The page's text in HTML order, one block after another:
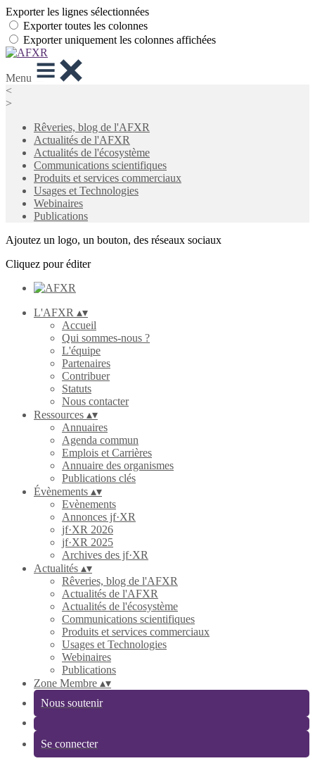
Exporter les lignes sélectionnées
Exporter toutes les colonnes
Exporter uniquement les colonnes affichées
Menu
<
>
Rêveries, blog de l'AFXR
Actualités de l'AFXR
Actualités de l'écosystème
Communications scientifiques
Produits et services commerciaux
Usages et Technologies
Webinaires
Publications
Ajoutez un logo, un bouton, des réseaux sociaux
Cliquez pour éditer
L'AFXR ▴▾
Accueil
Qui sommes-nous ?
L'équipe
Partenaires
Contribuer
Statuts
Nous contacter
Ressources ▴▾
Annuaires
Agenda commun
Emplois et Carrières
Annuaire des organismes
Publications clés
Évènements ▴▾
Evènements
Annonces jf·XR
jf·XR 2026
jf·XR 2025
Archives des jf·XR
Actualités ▴▾
Rêveries, blog de l'AFXR
Actualités de l'AFXR
Actualités de l'écosystème
Communications scientifiques
Produits et services commerciaux
Usages et Technologies
Webinaires
Publications
Zone Membre ▴▾
Nous soutenir
Se connecter